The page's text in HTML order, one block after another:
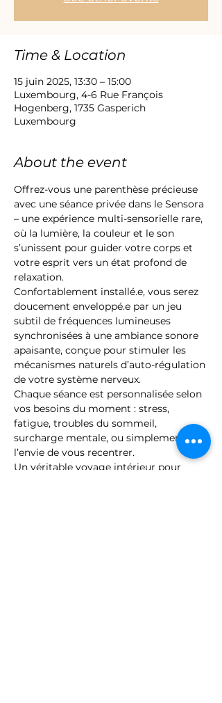
Time & Location
15 juin 2025, 13:30 – 15:00
Luxembourg, 4-6 Rue François
Hogenberg, 1735 Gasperich
Luxembourg
About the event
Offrez-vous une parenthèse précieuse
avec une séance privée dans le Sensora
– une expérience multi-sensorielle rare,
où la lumière, la couleur et le son
s’unissent pour guider votre corps et
votre esprit vers un état profond de
relaxation.
Confortablement installé.e, vous serez
doucement enveloppé.e par un jeu
subtil de fréquences lumineuses
synchronisées à une ambiance sonore
apaisante, conçue pour stimuler les
mécanismes naturels d’auto-régulation
de votre système nerveux.
Chaque séance est personnalisée selon
vos besoins du moment : stress,
fatigue, troubles du sommeil,
surcharge mentale, ou simplement
l’envie de vous recentrer.
Un véritable voyage intérieur pour